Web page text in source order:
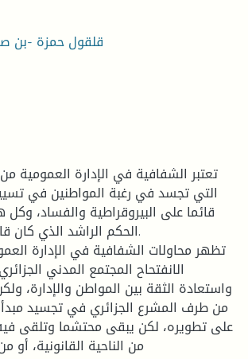
قلقول حمزة -
تعتبر الشفافية في الإدارة العمومية
التي تجسد في رغبة المواطنين في
قائما على البيروقراطية والفساد،
الحكم الراشد الذي كان
تظهر محاولات الشفافية في الإدارة
الانفتحاح المجتمع المدني
واستعادة الثقة بين المواطن والإدارة،
من طرف المشرع الجزائري في تجسيد
على تطويره، لكن يبقى محتشما وتلقى
من الناحية القانونية، أو